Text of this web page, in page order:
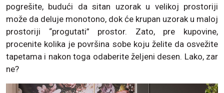
pogrešite, budući da sitan uzorak u velikoj prostoriji
može da deluje monotono, dok će krupan uzorak u maloj
prostoriji “progutati” prostor. Zato, pre kupovine,
procenite kolika je površina sobe koju želite da osvežite
tapetama i nakon toga odaberite željeni desen. Lako, zar
ne?